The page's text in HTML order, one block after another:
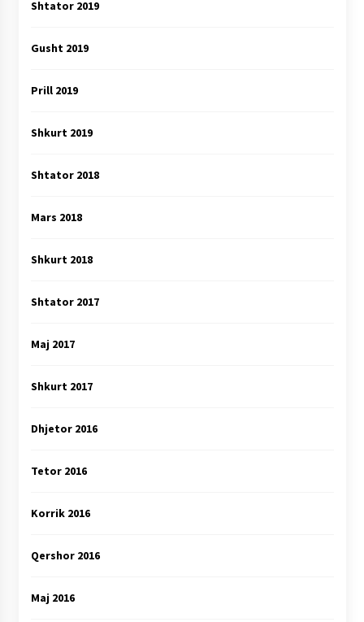
Shtator 2019
Gusht 2019
Prill 2019
Shkurt 2019
Shtator 2018
Mars 2018
Shkurt 2018
Shtator 2017
Maj 2017
Shkurt 2017
Dhjetor 2016
Tetor 2016
Korrik 2016
Qershor 2016
Maj 2016